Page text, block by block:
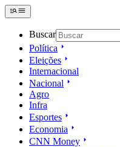
Buscar
Política
Eleições
Internacional
Nacional
Agro
Infra
Esportes
Economia
CNN Money